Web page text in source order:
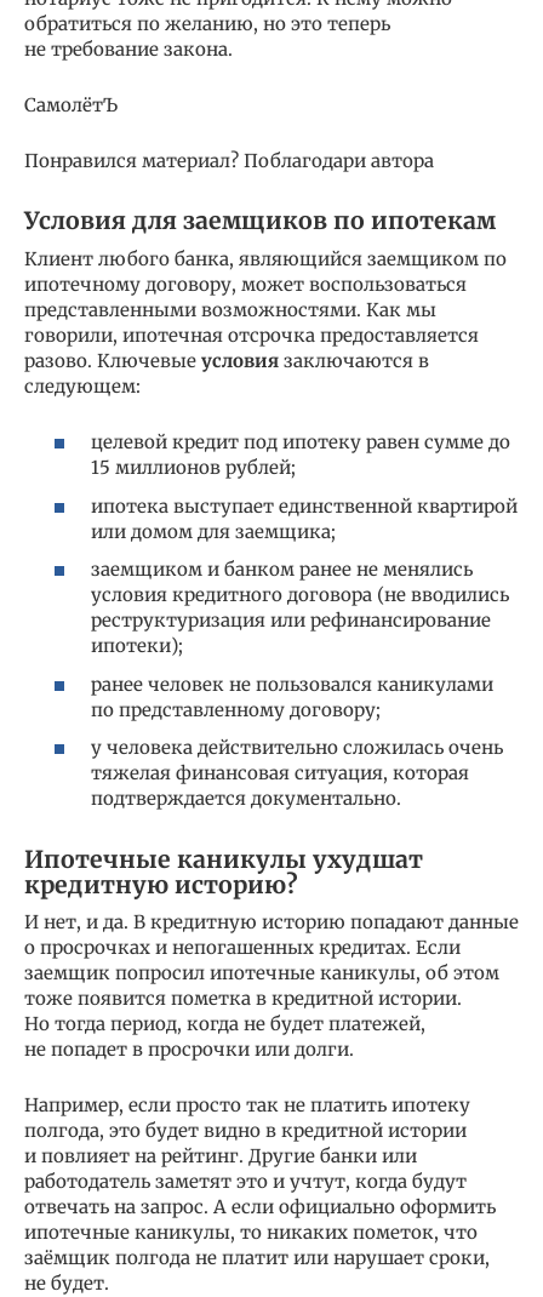
обратиться по желанию, но это теперь
не требование закона.
СамолётЪ
Понравился материал? Поблагодари автора
Условия для заемщиков по ипотекам
Клиент любого банка, являющийся заемщиком по
ипотечному договору, может воспользоваться
представленными возможностями. Как мы
говорили, ипотечная отсрочка предоставляется
разово. Ключевые условия заключаются в
следующем:
целевой кредит под ипотеку равен сумме до
15 миллионов рублей;
ипотека выступает единственной квартирой
или домом для заемщика;
заемщиком и банком ранее не менялись
условия кредитного договора (не вводились
реструктуризация или рефинансирование
ипотеки);
ранее человек не пользовался каникулами
по представленному договору;
у человека действительно сложилась очень
тяжелая финансовая ситуация, которая
подтверждается документально.
Ипотечные каникулы ухудшат
кредитную историю?
И нет, и да. В кредитную историю попадают данные
о просрочках и непогашенных кредитах. Если
заемщик попросил ипотечные каникулы, об этом
тоже появится пометка в кредитной истории.
Но тогда период, когда не будет платежей,
не попадет в просрочки или долги.
Например, если просто так не платить ипотеку
полгода, это будет видно в кредитной истории
и повлияет на рейтинг. Другие банки или
работодатель заметят это и учтут, когда будут
отвечать на запрос. А если официально оформить
ипотечные каникулы, то никаких пометок, что
заёмщик полгода не платит или нарушает сроки,
не будет.